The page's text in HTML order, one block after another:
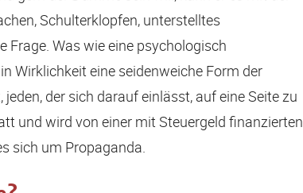
Schulterklopfen, unterstelltes
Frage. Was wie eine psychologisch
Wirklichkeit eine seidenweiche Form der
der sich darauf einlässt, auf eine Seite zu
und wird von einer mit Steuergeld finanzierten
sich um Propaganda.